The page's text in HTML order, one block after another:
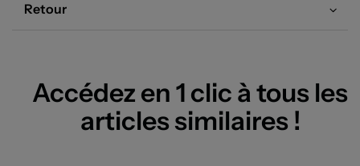
Retour
Accédez en 1 clic à tous les
articles similaires !